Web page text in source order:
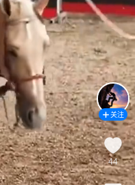
关注
44